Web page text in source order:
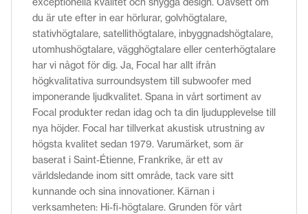
du är ute efter in ear hörlurar, golvhögtalare,
stativhögtalare, satellithögtalare, inbyggnadshögtalare,
utomhushögtalare, vägghögtalare eller centerhögtalare
har vi något för dig. Ja, Focal har allt ifrån
högkvalitativa surroundsystem till subwoofer med
imponerande ljudkvalitet. Spana in vårt sortiment av
Focal produkter redan idag och ta din ljudupplevelse till
nya höjder. Focal har tillverkat akustisk utrustning av
högsta kvalitet sedan 1979. Varumärket, som är
baserat i Saint-Étienne, Frankrike, är ett av
världsledande inom sitt område, tack vare sitt
kunnande och sina innovationer. Kärnan i
verksamheten: Hi-fi-högtalare. Grunden för vårt